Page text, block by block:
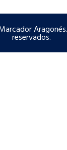
reservados.